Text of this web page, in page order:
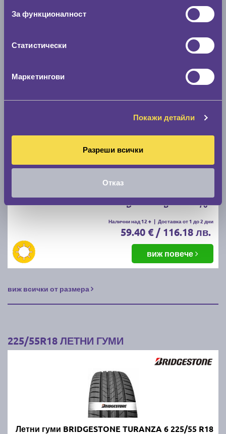
За функционалност
Статистически
Маркетингови
Покажи детайли
Разреши всички
Отказ
71
63.49 € / 124.18 лв.
D B 70
Налични над 12 + | Доставка от 1 до 2 дни
59.40 € / 116.18 лв.
виж повече
виж всички от размера
225/55R18 ЛЕТНИ ГУМИ
Летни гуми BRIDGESTONE TURANZA 6 225/55 R18